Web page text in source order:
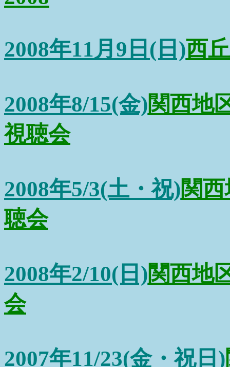
2008年11月9日(日)西
2008年8/15(金)関西地
視聴会
2008年5/3(土・祝)関
聴会
2008年2/10(日)関西地
会
2007年11/23(金・祝日)